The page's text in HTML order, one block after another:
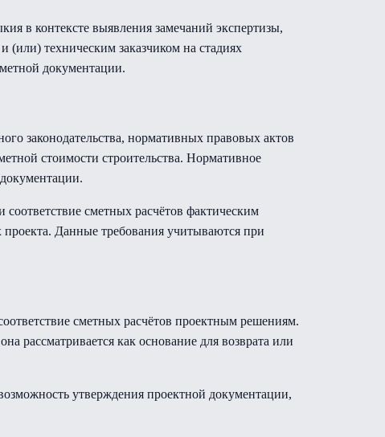
в контексте выявления замечаний экспертизы,
(или) техническим заказчиком на стадиях
документации.
законодательства, нормативных правовых актов
стоимости строительства. Нормативное
соответствие сметных расчётов фактическим
Данные требования учитываются при
сметных расчётов проектным решениям.
рассматривается как основание для возврата или
утверждения проектной документации,